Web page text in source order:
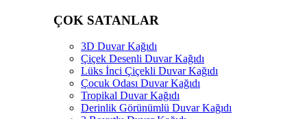
ÇOK SATANLAR
3D Duvar Kağıdı
Çiçek Desenli Duvar Kağıdı
Lüks İnci Çiçekli Duvar Kağıdı
Çocuk Odası Duvar Kağıdı
Tropikal Duvar Kağıdı
Derinlik Görünümlü Duvar Kağıdı